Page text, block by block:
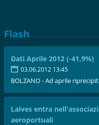
Flash
Dati Aprile 2012 (-41,9%)
03.06.2012 13:45
BOLZANO - Ad aprile
Laives entra
aeroportuali